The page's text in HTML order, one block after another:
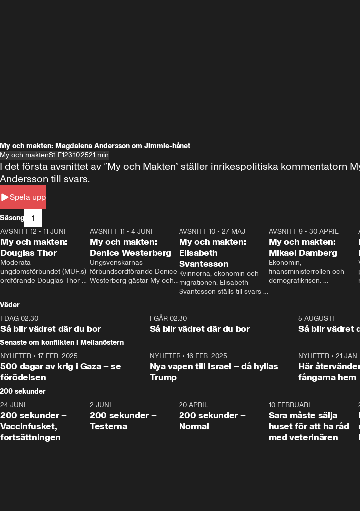
My och makten: Magdalena Andersson om Jimmie-hånet
My och maktenS1 E123.10.2521 min
Spela upp
I det första avsnittet av ”My och Makten” ställer inrikespolitiska kommentatorn
Andersson till svars.
Säsong 1
26:27
AVSNITT 12 • 11 JUNI
My och makten:
Douglas Thor
Moderata
ungdomsförbundet (MUF:s)
ordförande Douglas Thor
tonårsutvisningarna och hur
Moderaterna ska locka
väljare till valet i höst.
23:40
AVSNITT 11 •4 JUNI
My och makten:
Denice Westerberg
Ungsvenskarnas
förbundsordförande Denice
Westerberg gästar My och
AVSNITT 10 •27 MAJ
My och makten:
Elisabeth
Svantesson
Kvinnorna, ekonomin och
migrationen. Elisabeth
Svantesson ställs till svars
AVSNITT 9• 30 APRIL
My och makten:
Mikael Damberg
Ekonomin,
finansministerrollen och
demografikrisen.
och Makten.
Väder
I DAG 02:30
Så blir vädret där du bor
1:06
I GÅR 02:30
Så blir vädret där du bor
5 AUGUSTI
Så blir vädret
Senaste om konflikten i Mellanöstern
NYHETER • 17 FEB. 2025
500 dagar av krig i Gaza – se
förödelsen
NYHETER• 16 FEB. 2025
Nya vapen till Israel – då hyllas
Trump
NYHETER •21
Här
fångarna hem
200 sekunder
5:00
24 JUNI
200 sekunder –
Vaccinfusket,
fortsättningen
4:23
2 JUNI
200 sekunder –
Testerna
20 APRIL
200 sekunder –
Normal
10 FEBRUARI
Sara måste sälja
huset för att ha råd
med veterinären